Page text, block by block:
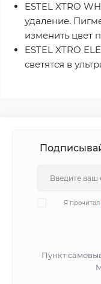
ESTEL XTRO
удаление.
изменить цвет
ESTEL XTRO
светятся в
Я прочитал
Пункт